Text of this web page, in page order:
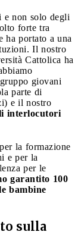
e non solo degli
forte tra
ha portato a una
Il nostro
Cattolica ha
giovani
parte di
e il nostro
interlocutori
la formazione
e per la
per le
garantito 100
bambine
sulla